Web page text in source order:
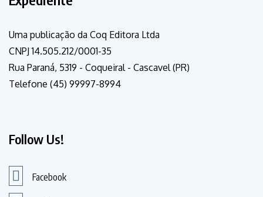
Uma publicação da Coq Editora Ltda
CNPJ 14.505.212/0001-35
Rua Paraná, 5319 - Coqueiral - Cascavel (PR)
Telefone (45) 99997-8994
Follow Us!
Facebook